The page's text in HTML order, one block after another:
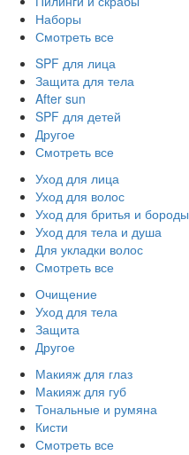
Наборы
Смотреть все
SPF для лица
Защита для тела
After sun
SPF для детей
Другое
Смотреть все
Уход для лица
Уход для волос
Уход для бритья и бороды
Уход для тела и душа
Для укладки волос
Смотреть все
Очищение
Уход для тела
Защита
Другое
Макияж для глаз
Макияж для губ
Тональные и румяна
Кисти
Смотреть все